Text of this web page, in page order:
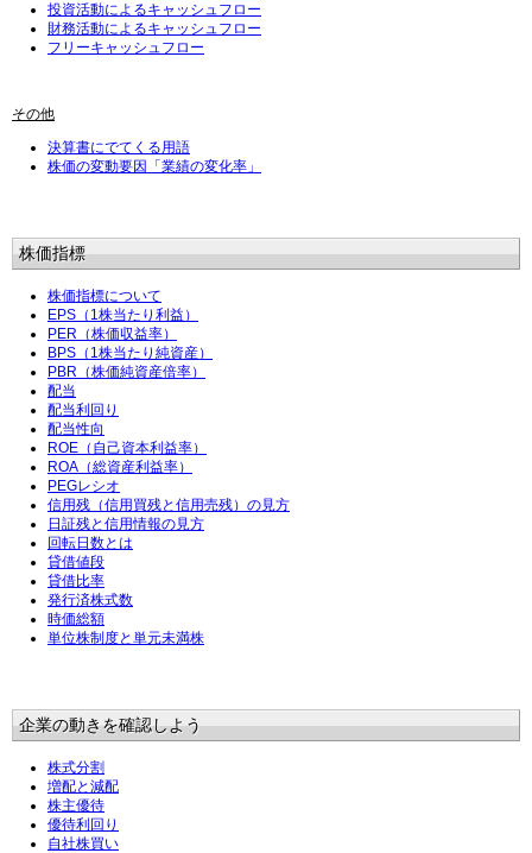
投資活動によるキャッシュフロー
財務活動によるキャッシュフロー
フリーキャッシュフロー
その他
決算書にでてくる用語
株価の変動要因「業績の変化率」
株価指標
株価指標について
EPS（1株当たり利益）
PER（株価収益率）
BPS（1株当たり純資産）
PBR（株価純資産倍率）
配当
配当利回り
配当性向
ROE（自己資本利益率）
ROA（総資産利益率）
PEGレシオ
信用残（信用買残と信用売残）の見方
日証残と信用情報の見方
回転日数とは
貸借値段
貸借比率
発行済株式数
時価総額
単位株制度と単元未満株
企業の動きを確認しよう
株式分割
増配と減配
株主優待
優待利回り
自社株買い